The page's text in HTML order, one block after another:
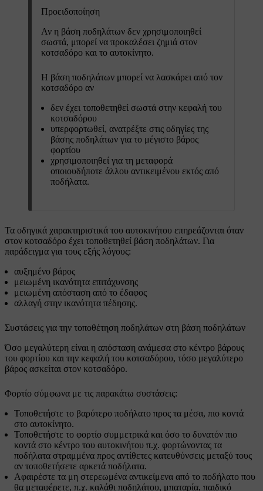
Προειδοποίηση
Αν η βάση ποδηλάτων δεν χρησιμοποιηθεί
σωστά, μπορεί να προκαλέσει ζημιά στον
κοτσαδόρο και το αυτοκίνητο.
Η βάση ποδηλάτων μπορεί να λασκάρει από τον
κοτσαδόρο αν
δεν έχει τοποθετηθεί σωστά στην κεφαλή του
κοτσαδόρου
υπερφορτωθεί, ανατρέξτε στις οδηγίες της
βάσης ποδηλάτων για το μέγιστο βάρος
φορτίου
χρησιμοποιηθεί για τη μεταφορά
οποιουδήποτε άλλου αντικειμένου εκτός από
ποδήλατα.
Τα οδηγικά χαρακτηριστικά του αυτοκινήτου επηρεάζονται όταν
στον κοτσαδόρο έχει τοποθετηθεί βάση ποδηλάτων. Για
παράδειγμα για τους εξής λόγους:
αυξημένο βάρος
μειωμένη ικανότητα επιτάχυνσης
μειωμένη απόσταση από το έδαφος
αλλαγή στην ικανότητα πέδησης.
Συστάσεις για την τοποθέτηση ποδηλάτων στη βάση ποδηλάτων
Όσο μεγαλύτερη είναι η απόσταση ανάμεσα στο κέντρο βάρους
του φορτίου και την κεφαλή του κοτσαδόρου, τόσο μεγαλύτερο
βάρος ασκείται στον κοτσαδόρο.
Φορτίο σύμφωνα με τις παρακάτω συστάσεις:
Τοποθετήστε το βαρύτερο ποδήλατο προς τα μέσα, πιο κοντά
στο αυτοκίνητο.
Τοποθετήστε το φορτίο συμμετρικά και όσο το δυνατόν πιο
κοντά στο κέντρο του αυτοκινήτου π.χ. φορτώνοντας τα
ποδήλατα στραμμένα προς αντίθετες κατευθύνσεις μεταξύ τους
αν τοποθετήσετε αρκετά ποδήλατα.
Αφαιρέστε τα μη στερεωμένα αντικείμενα από το ποδήλατο που
θα μεταφέρετε, π.χ. καλάθι ποδηλάτου, μπαταρία, παιδικό